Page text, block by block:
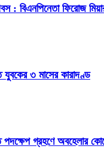
: বিএনপিনেতা ফিরোজ
যুবকের ৩ মাসের কারাদণ্ড
পদক্ষেপ গ্রহণে অবহেলার